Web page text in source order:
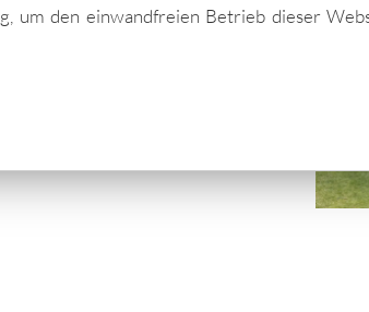
auch
um den einwandfreien Betrieb dieser